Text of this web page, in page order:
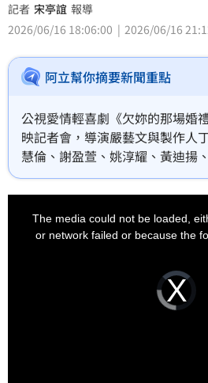
記者 宋亭誼 報導
2026/06/16 18:06:00
2026/06/16
阿立幫你摘要新聞重點
公視愛情輕喜劇《欠妳的那場婚
映記者會，導演嚴藝文與製作人
慧倫、謝盈萱、姚淳耀、黃迪揚
子齊幾位主演一同現身，而這也
同劇演員朱軒洋後首度露面。宋
Video
Player
is
loading.
The media could not be loaded,
or network failed or because the